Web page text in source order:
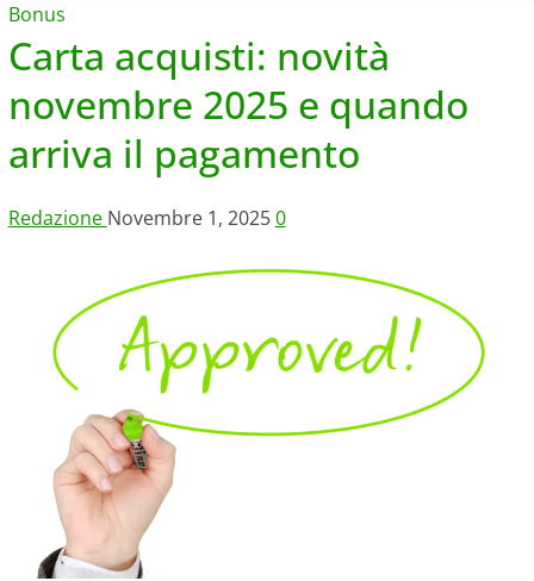
Bonus
Carta acquisti: novità
novembre 2025 e quando
arriva il pagamento
Redazione Novembre 1, 20250